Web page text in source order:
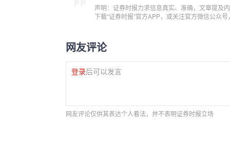
声明：证券时报力求信息真实、准确，文章提及
下载“证券时报”官方APP，或关注官方微信公众
网友评论
登录后可以发言
网友评论仅供其表达个人看法，并不表明证券时报立场